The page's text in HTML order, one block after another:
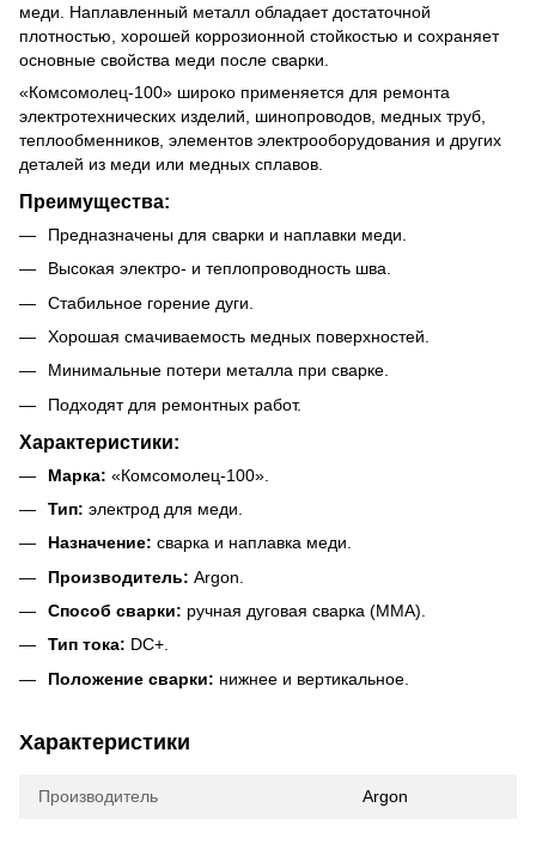
меди. Наплавленный металл обладает достаточной
плотностью, хорошей коррозионной стойкостью и сохраняет
основные свойства меди после сварки.
«Комсомолец-100» широко применяется для ремонта
электротехнических изделий, шинопроводов, медных труб,
теплообменников, элементов электрооборудования и других
деталей из меди или медных сплавов.
Преимущества:
Предназначены для сварки и наплавки меди.
Высокая электро- и теплопроводность шва.
Стабильное горение дуги.
Хорошая смачиваемость медных поверхностей.
Минимальные потери металла при сварке.
Подходят для ремонтных работ.
Характеристики:
Марка: «Комсомолец-100».
Тип: электрод для меди.
Назначение: сварка и наплавка меди.
Производитель: Argon.
Способ сварки: ручная дуговая сварка (MMA).
Тип тока: DC+.
Положение сварки: нижнее и вертикальное.
Характеристики
Производитель Argon